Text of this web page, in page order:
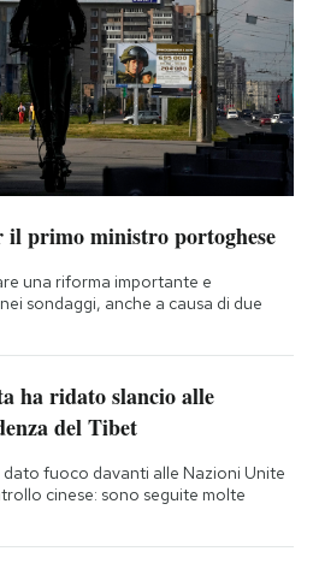
il primo ministro portoghese
una riforma importante e
sondaggi, anche a causa di due
ha ridato slancio alle
del Tibet
dato fuoco davanti alle Nazioni Unite
cinese: sono seguite molte